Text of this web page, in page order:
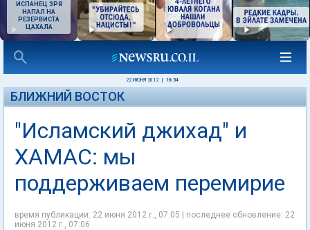
ИСПАНЕЦ ЗРЯ
НАПАЛ НА
РЕЗЕРВИСТА
ЦАХАЛА
22 ИЮНЯ 2012 16:54
БЛИЖНИЙ ВОСТОК
"Исламский джихад" и
ХАМАС: мы
поддерживаем перемирие
время публикации: 22 июня 2012 г., 07:05 | последнее обновление: 22
июня 2012 г., 07:06